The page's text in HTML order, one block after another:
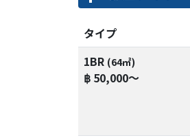
タイプ
1BR (64㎡)
฿ 50,000～